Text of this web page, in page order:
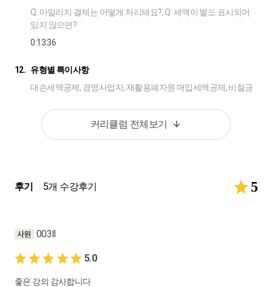
Q. 마일리지 결제는 어떻게 처리돼요?, Q. 세액이 별도 표시되어
있지 않으면?
0:13:36
12. 유형별 특이사항
대손세액공제, 겸영사업자, 재활용폐자원 매입세액공제, 비철금
0:14:42
커리큘럼 전체보기
후기 5개 수강후기 5
003ll
5.0
좋은 강의 감사합니다